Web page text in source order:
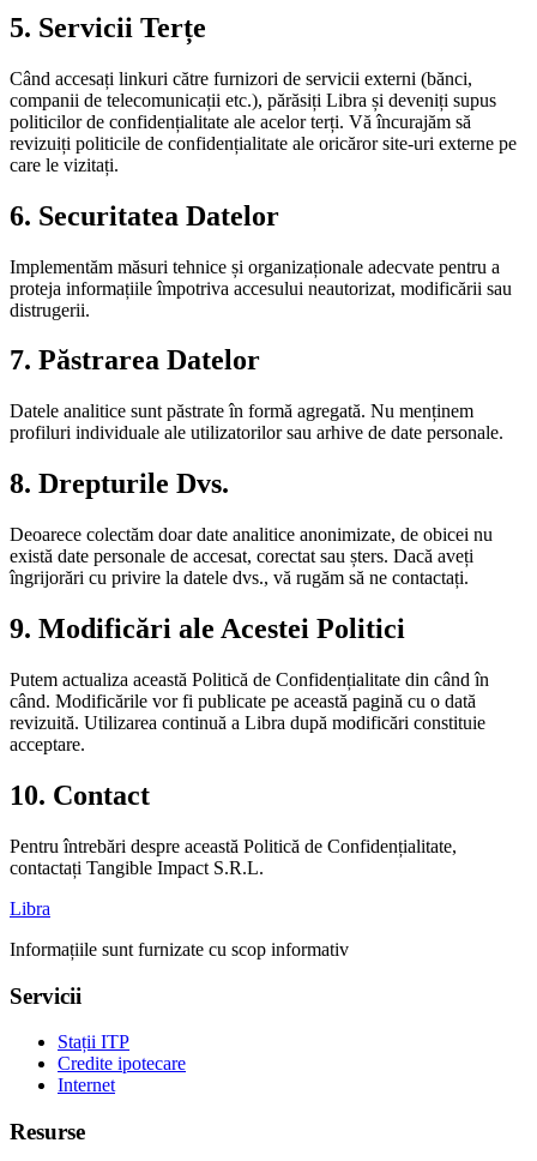
5. Servicii Terțe
Când accesați linkuri către furnizori de servicii externi (bănci,
companii de telecomunicații etc.), părăsiți Libra și deveniți supus
politicilor de confidențialitate ale acelor terți. Vă încurajăm să
revizuiți politicile de confidențialitate ale oricăror site-uri externe pe
care le vizitați.
6. Securitatea Datelor
Implementăm măsuri tehnice și organizaționale adecvate pentru a
proteja informațiile împotriva accesului neautorizat, modificării sau
distrugerii.
7. Păstrarea Datelor
Datele analitice sunt păstrate în formă agregată. Nu menținem
profiluri individuale ale utilizatorilor sau arhive de date personale.
8. Drepturile Dvs.
Deoarece colectăm doar date analitice anonimizate, de obicei nu
există date personale de accesat, corectat sau șters. Dacă aveți
îngrijorări cu privire la datele dvs., vă rugăm să ne contactați.
9. Modificări ale Acestei Politici
Putem actualiza această Politică de Confidențialitate din când în
când. Modificările vor fi publicate pe această pagină cu o dată
revizuită. Utilizarea continuă a Libra după modificări constituie
acceptare.
10. Contact
Pentru întrebări despre această Politică de Confidențialitate,
contactați Tangible Impact S.R.L.
Libra
Informațiile sunt furnizate cu scop informativ
Servicii
Stații ITP
Credite ipotecare
Internet
Resurse